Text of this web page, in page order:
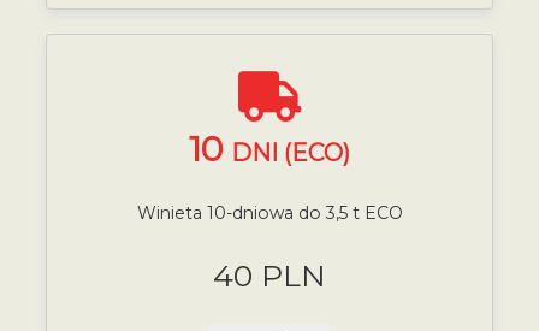
10 DNI (ECO)
Winieta 10-dniowa do 3,5 t ECO
40 PLN